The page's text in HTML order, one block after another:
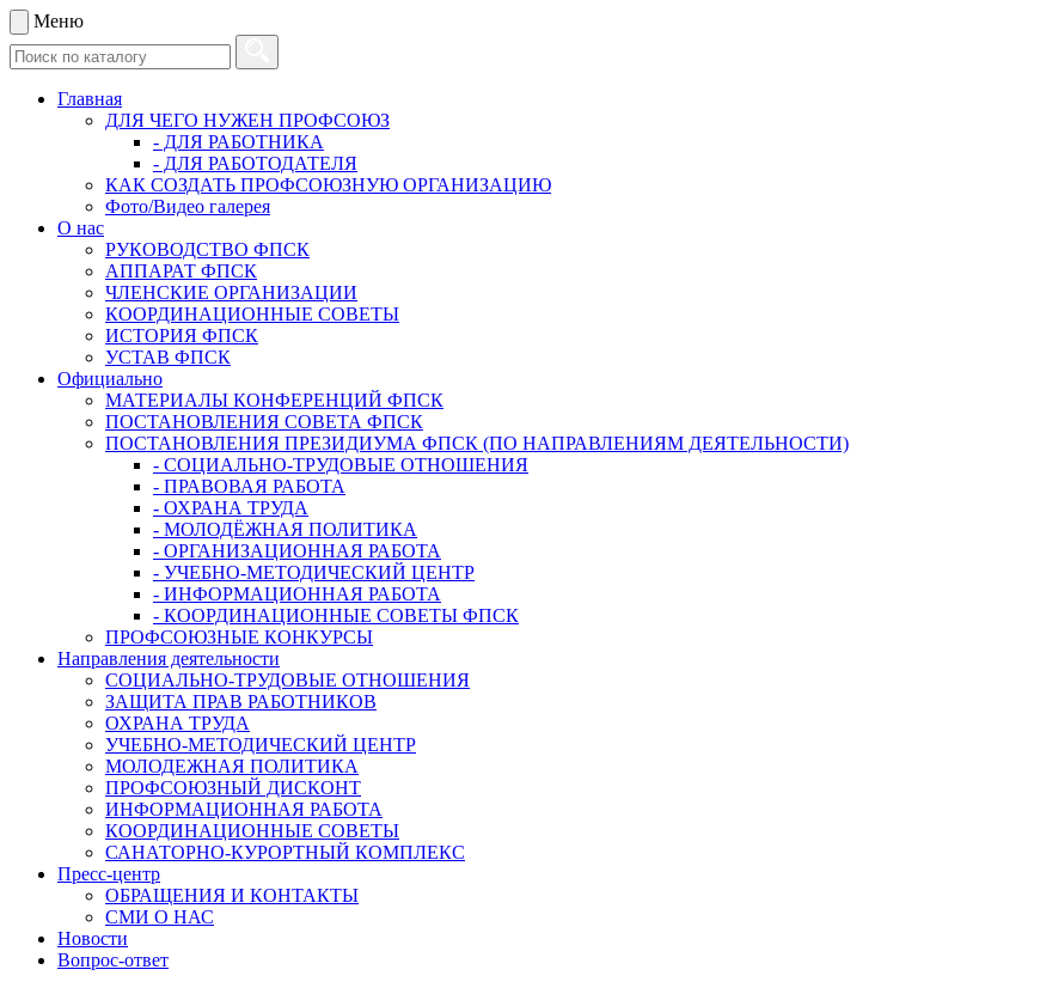
Меню
Главная
ДЛЯ ЧЕГО НУЖЕН ПРОФСОЮЗ
- ДЛЯ РАБОТНИКА
- ДЛЯ РАБОТОДАТЕЛЯ
КАК СОЗДАТЬ ПРОФСОЮЗНУЮ ОРГАНИЗАЦИЮ
Фото/Видео галерея
О нас
РУКОВОДСТВО ФПСК
АППАРАТ ФПСК
ЧЛЕНСКИЕ ОРГАНИЗАЦИИ
КООРДИНАЦИОННЫЕ СОВЕТЫ
ИСТОРИЯ ФПСК
УСТАВ ФПСК
Официально
МАТЕРИАЛЫ КОНФЕРЕНЦИЙ ФПСК
ПОСТАНОВЛЕНИЯ СОВЕТА ФПСК
ПОСТАНОВЛЕНИЯ ПРЕЗИДИУМА ФПСК (ПО НАПРАВЛЕНИЯМ ДЕЯТЕЛЬНОСТИ)
- СОЦИАЛЬНО-ТРУДОВЫЕ ОТНОШЕНИЯ
- ПРАВОВАЯ РАБОТА
- ОХРАНА ТРУДА
- МОЛОДЁЖНАЯ ПОЛИТИКА
- ОРГАНИЗАЦИОННАЯ РАБОТА
- УЧЕБНО-МЕТОДИЧЕСКИЙ ЦЕНТР
- ИНФОРМАЦИОННАЯ РАБОТА
- КООРДИНАЦИОННЫЕ СОВЕТЫ ФПСК
ПРОФСОЮЗНЫЕ КОНКУРСЫ
Направления деятельности
СОЦИАЛЬНО-ТРУДОВЫЕ ОТНОШЕНИЯ
ЗАЩИТА ПРАВ РАБОТНИКОВ
ОХРАНА ТРУДА
УЧЕБНО-МЕТОДИЧЕСКИЙ ЦЕНТР
МОЛОДЕЖНАЯ ПОЛИТИКА
ПРОФСОЮЗНЫЙ ДИСКОНТ
ИНФОРМАЦИОННАЯ РАБОТА
КООРДИНАЦИОННЫЕ СОВЕТЫ
САНАТОРНО-КУРОРТНЫЙ КОМПЛЕКС
Пресс-центр
ОБРАЩЕНИЯ И КОНТАКТЫ
СМИ О НАС
Новости
Вопрос-ответ